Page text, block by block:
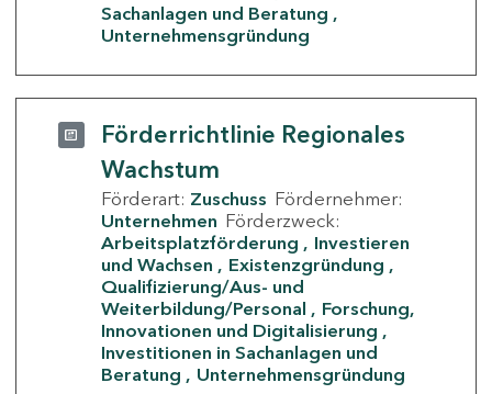
Sachanlagen und Beratung
Unternehmensgründung
Förderrichtlinie Regionales
Wachstum
Förderart: Zuschuss Fördernehmer:
Unternehmen Förderzweck:
Arbeitsplatzförderung
Investieren
und Wachsen
Existenzgründung
Qualifizierung/Aus- und
Weiterbildung/Personal
Forschung,
Innovationen und Digitalisierung
Investitionen in Sachanlagen und
Beratung
Unternehmensgründung